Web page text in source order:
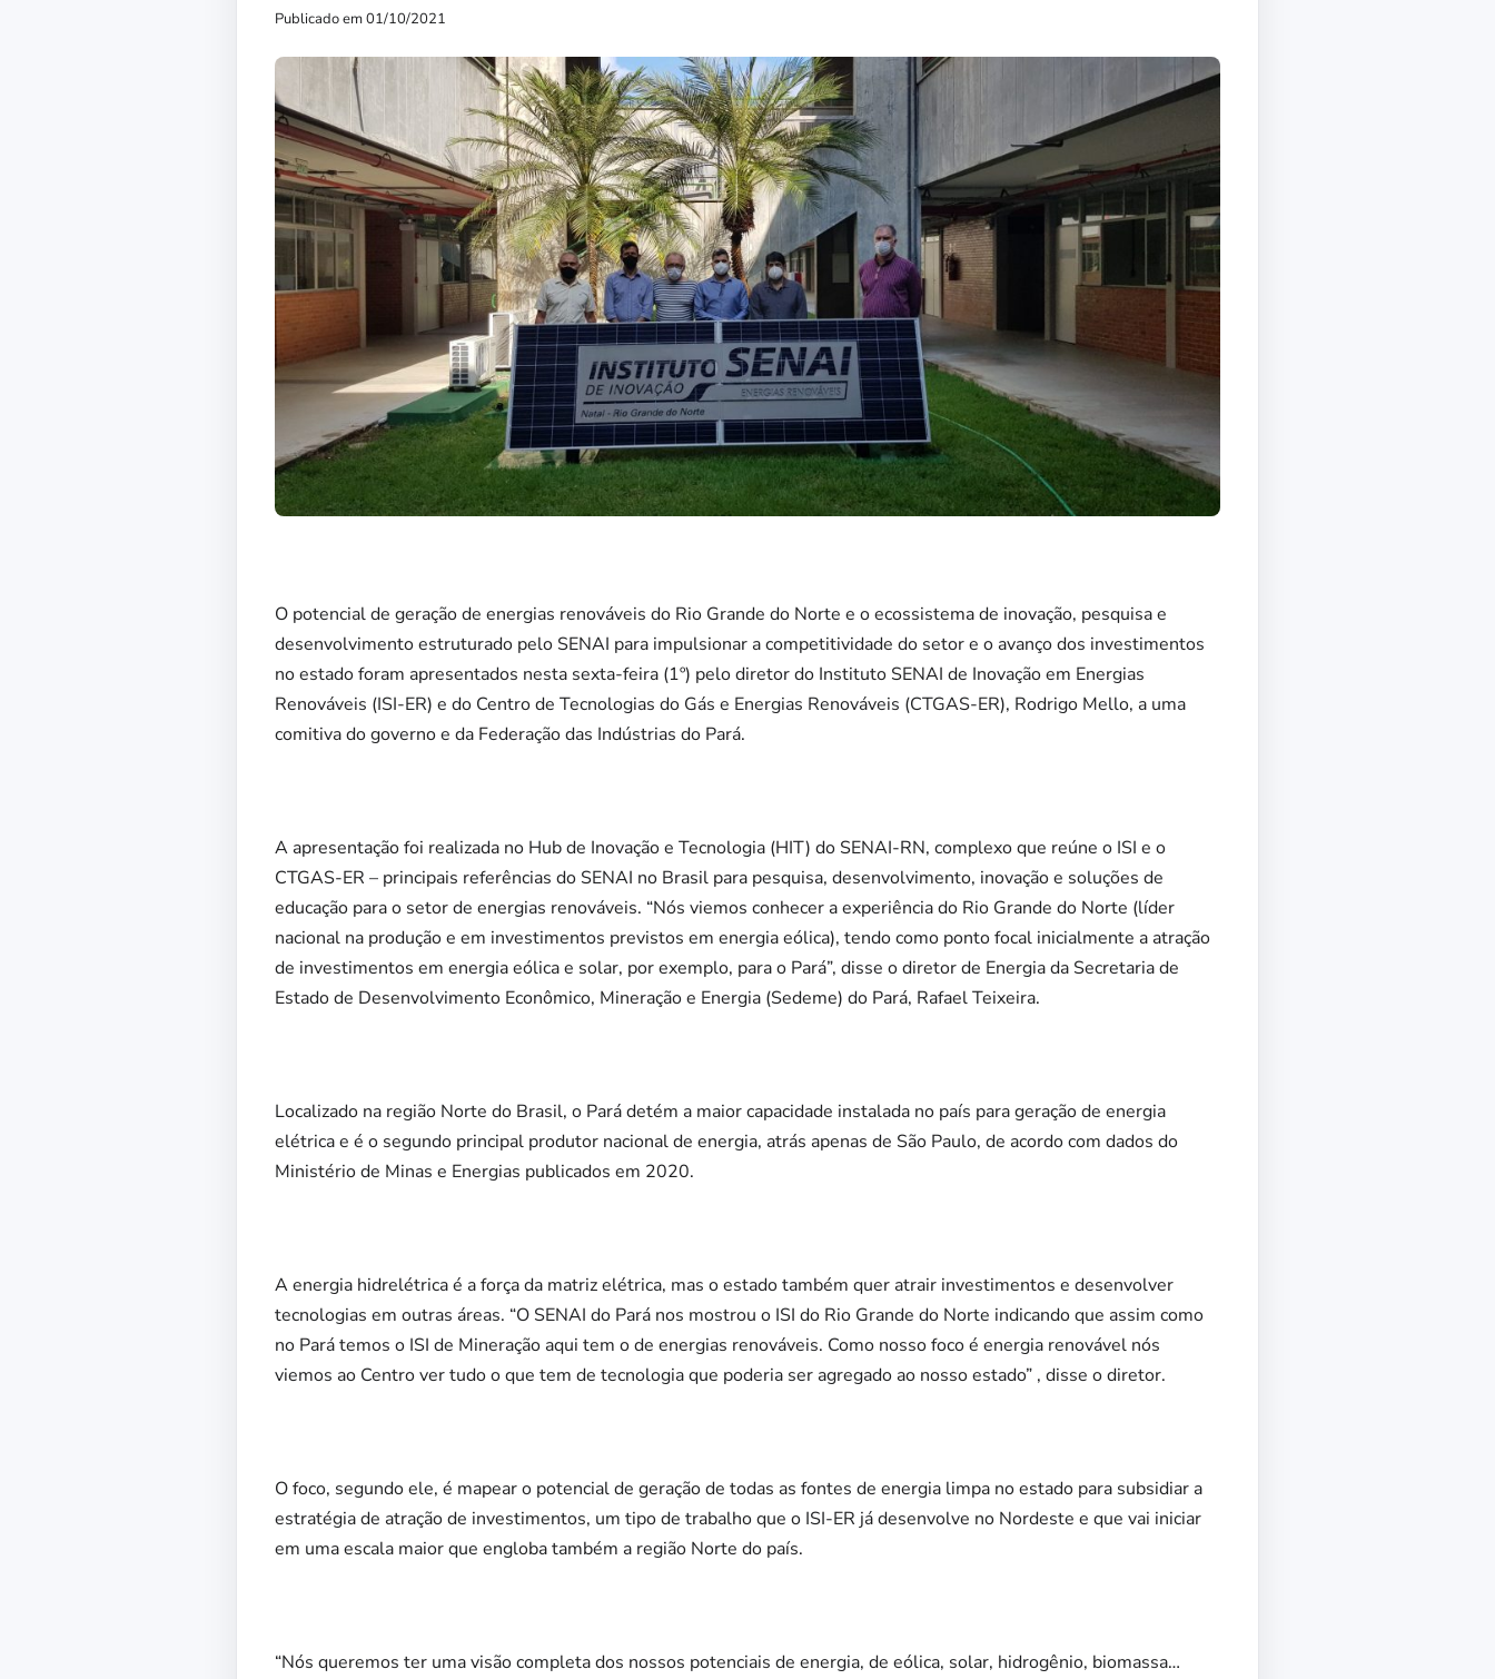
Publicado em 01/10/2021
O potencial de geração de energias renováveis do Rio Grande do Norte e o ecossistema de inovação, pesquisa e
desenvolvimento estruturado pelo SENAI para impulsionar a competitividade do setor e o avanço dos investimentos
no estado foram apresentados nesta sexta-feira (1º) pelo diretor do Instituto SENAI de Inovação em Energias
Renováveis (ISI-ER) e do Centro de Tecnologias do Gás e Energias Renováveis (CTGAS-ER), Rodrigo Mello, a uma
comitiva do governo e da Federação das Indústrias do Pará.
A apresentação foi realizada no Hub de Inovação e Tecnologia (HIT) do SENAI-RN, complexo que reúne o ISI e o
CTGAS-ER – principais referências do SENAI no Brasil para pesquisa, desenvolvimento, inovação e soluções de
educação para o setor de energias renováveis. “Nós viemos conhecer a experiência do Rio Grande do Norte (líder
nacional na produção e em investimentos previstos em energia eólica), tendo como ponto focal inicialmente a atração
de investimentos em energia eólica e solar, por exemplo, para o Pará”, disse o diretor de Energia da Secretaria de
Estado de Desenvolvimento Econômico, Mineração e Energia (Sedeme) do Pará, Rafael Teixeira.
Localizado na região Norte do Brasil, o Pará detém a maior capacidade instalada no país para geração de energia
elétrica e é o segundo principal produtor nacional de energia, atrás apenas de São Paulo, de acordo com dados do
Ministério de Minas e Energias publicados em 2020.
A energia hidrelétrica é a força da matriz elétrica, mas o estado também quer atrair investimentos e desenvolver
tecnologias em outras áreas. “O SENAI do Pará nos mostrou o ISI do Rio Grande do Norte indicando que assim como
no Pará temos o ISI de Mineração aqui tem o de energias renováveis. Como nosso foco é energia renovável nós
viemos ao Centro ver tudo o que tem de tecnologia que poderia ser agregado ao nosso estado” , disse o diretor.
O foco, segundo ele, é mapear o potencial de geração de todas as fontes de energia limpa no estado para subsidiar a
estratégia de atração de investimentos, um tipo de trabalho que o ISI-ER já desenvolve no Nordeste e que vai iniciar
em uma escala maior que engloba também a região Norte do país.
“Nós queremos ter uma visão completa dos nossos potenciais de energia, de eólica, solar, hidrogênio, biomassa…